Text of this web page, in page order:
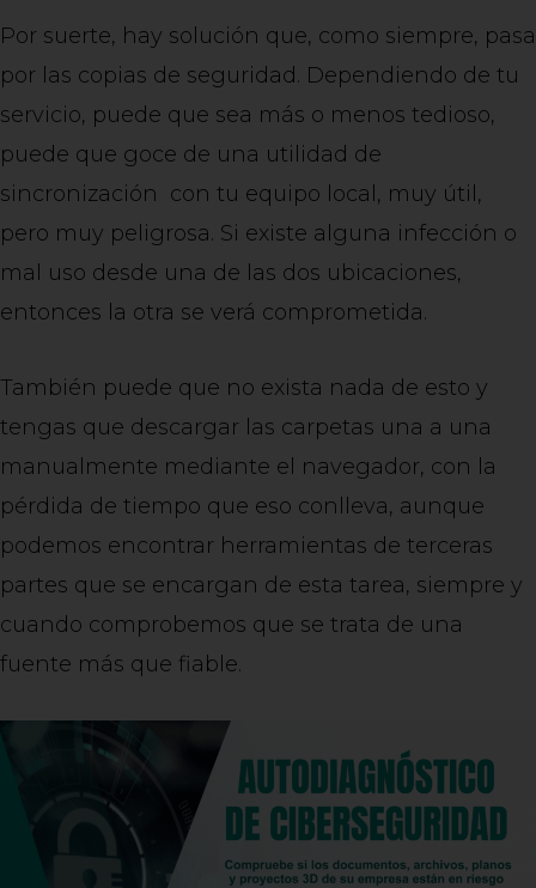
Por suerte, hay solución que, como siempre, pasa
por las copias de seguridad. Dependiendo de tu
servicio, puede que sea más o menos tedioso,
puede que goce de una utilidad de
sincronización con tu equipo local, muy útil,
pero muy peligrosa. Si existe alguna infección o
mal uso desde una de las dos ubicaciones,
entonces la otra se verá comprometida.
También puede que no exista nada de esto y
tengas que descargar las carpetas una a una
manualmente mediante el navegador, con la
pérdida de tiempo que eso conlleva, aunque
podemos encontrar herramientas de terceras
partes que se encargan de esta tarea, siempre y
cuando comprobemos que se trata de una
fuente más que fiable.